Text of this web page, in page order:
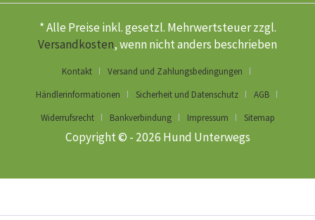
* Alle Preise inkl. gesetzl. Mehrwertsteuer zzgl.
Versandkosten, wenn nicht anders beschrieben
Kontakt
Versand und Zahlungsbedingungen
Händlerinformationen
Sicherheit und Datenschutz
AGB
Widerrufsrecht
Bankverbindung Impressum Sitemap
Copyright © - 2026 Hund Unterwegs